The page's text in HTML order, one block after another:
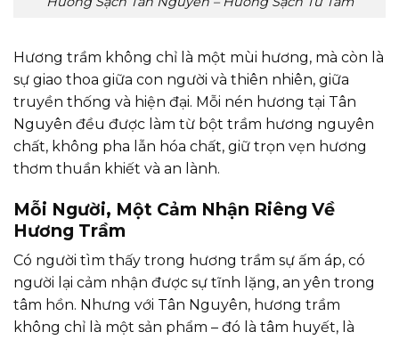
Hương trầm không chỉ là một mùi hương, mà còn là
sự giao thoa giữa con người và thiên nhiên, giữa
truyền thống và hiện đại. Mỗi nén hương tại Tân
Nguyên đều được làm từ bột trầm hương nguyên
chất, không pha lẫn hóa chất, giữ trọn vẹn hương
thơm thuần khiết và an lành.
Mỗi Người, Một Cảm Nhận Riêng Về
Hương Trầm
Có người tìm thấy trong hương trầm sự ấm áp, có
người lại cảm nhận được sự tĩnh lặng, an yên trong
tâm hồn. Nhưng với Tân Nguyên, hương trầm
không chỉ là một sản phẩm – đó là tâm huyết, là